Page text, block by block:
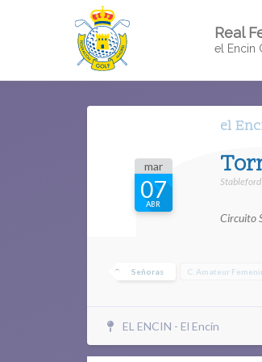
Real
el Encin
el
mar
07
ABR
Circuito
Señoras C. Amateur
EL ENCIN - El Encín